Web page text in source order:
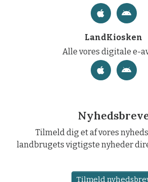
LandKiosken
Alle vores digitale e-
Tilmeld dig et af vores
landbrugets vigtigste nyheder
Tilmeld